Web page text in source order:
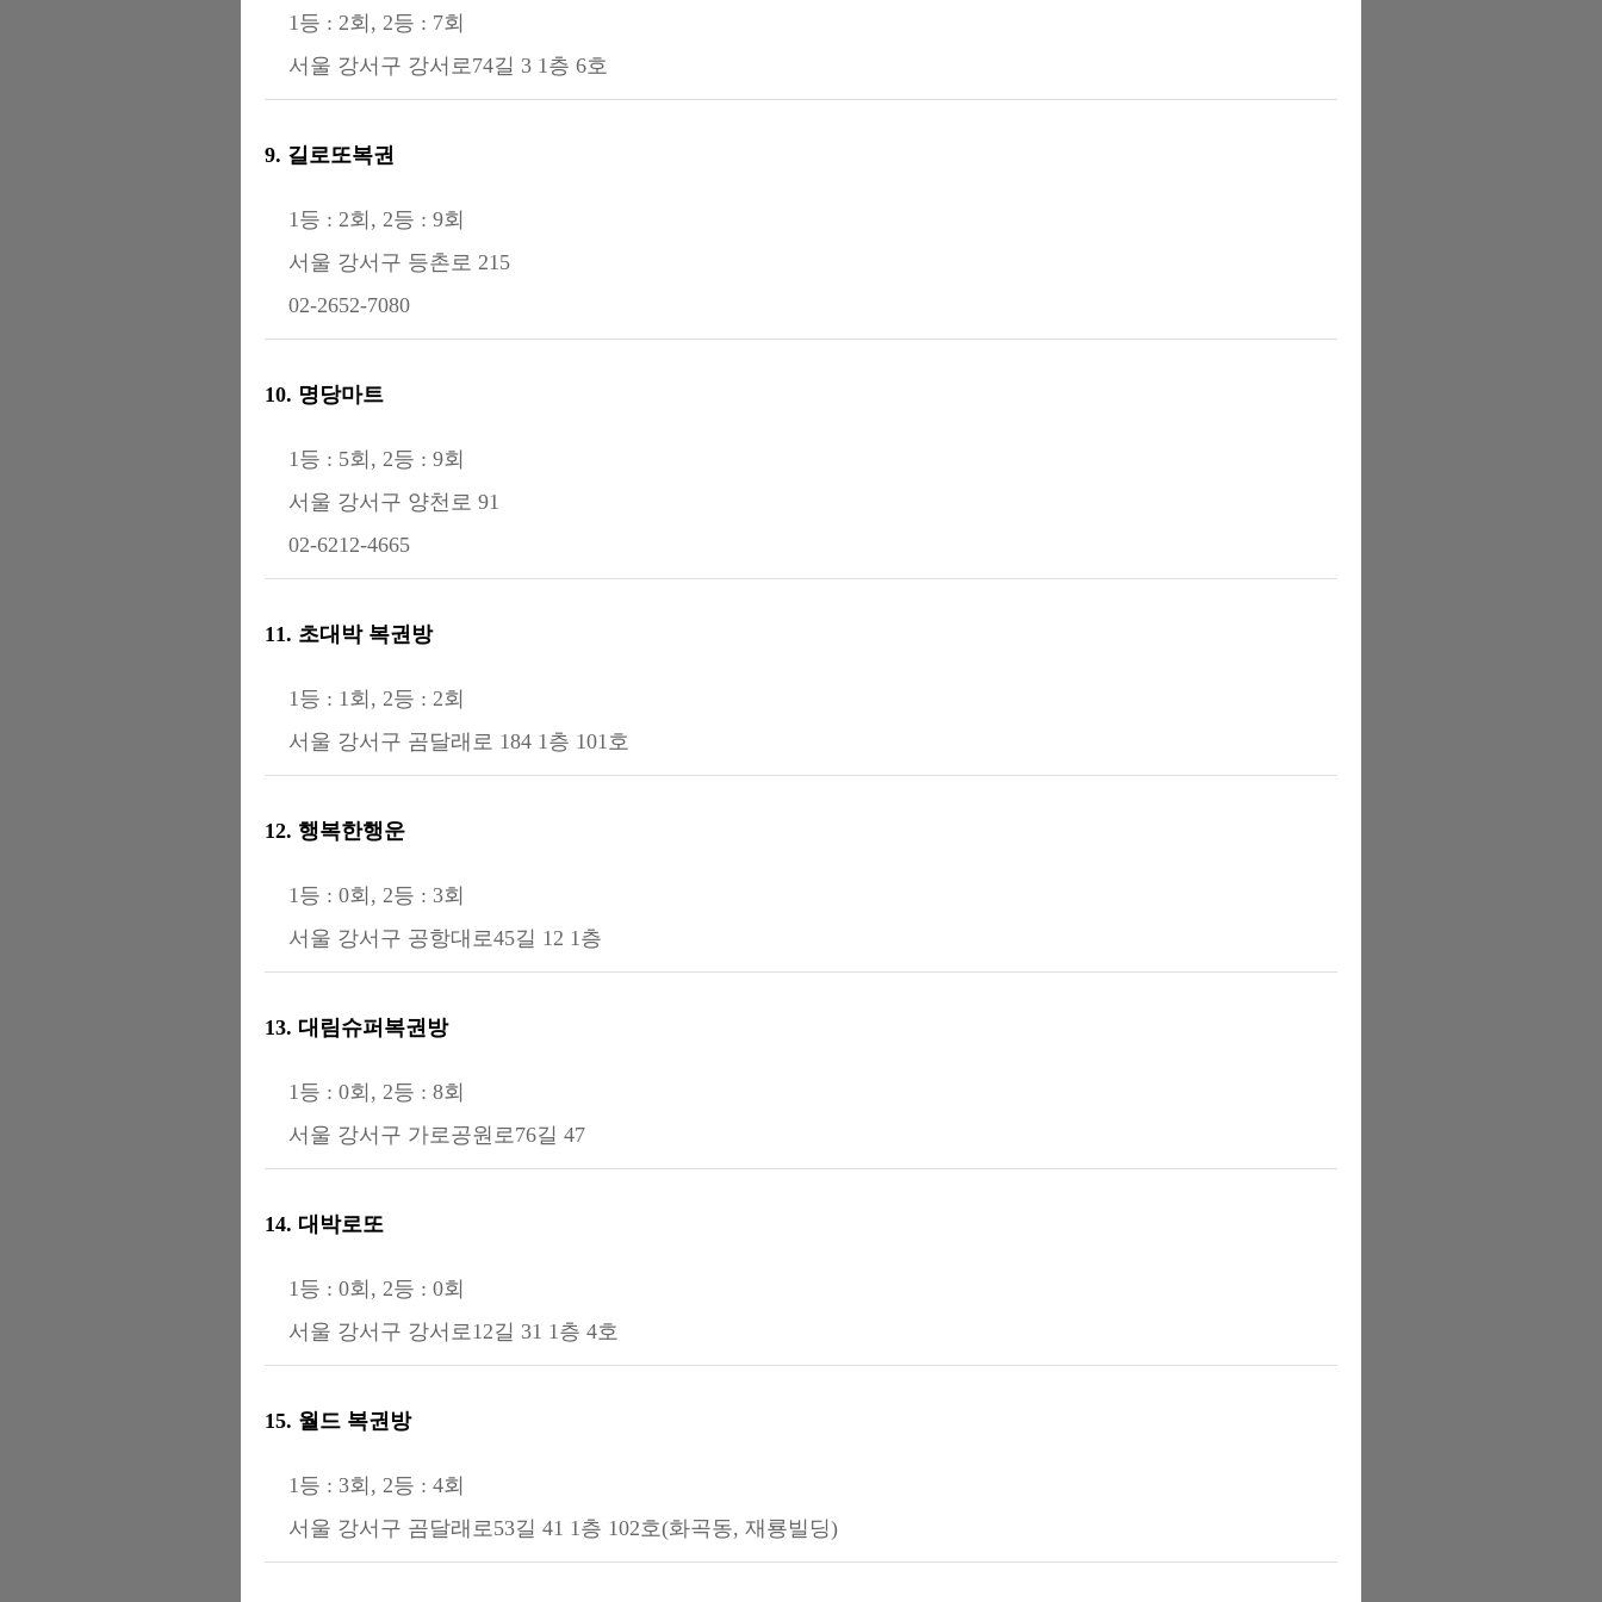
1등 : 2회, 2등 : 7회
서울 강서구 강서로74길 3 1층 6호
9. 길로또복권
1등 : 2회, 2등 : 9회
서울 강서구 등촌로 215
02-2652-7080
10. 명당마트
1등 : 5회, 2등 : 9회
서울 강서구 양천로 91
02-6212-4665
11. 초대박 복권방
1등 : 1회, 2등 : 2회
서울 강서구 곰달래로 184 1층 101호
12. 행복한행운
1등 : 0회, 2등 : 3회
서울 강서구 공항대로45길 12 1층
13. 대림슈퍼복권방
1등 : 0회, 2등 : 8회
서울 강서구 가로공원로76길 47
14. 대박로또
1등 : 0회, 2등 : 0회
서울 강서구 강서로12길 31 1층 4호
15. 월드 복권방
1등 : 3회, 2등 : 4회
서울 강서구 곰달래로53길 41 1층 102호(화곡동, 재룡빌딩)